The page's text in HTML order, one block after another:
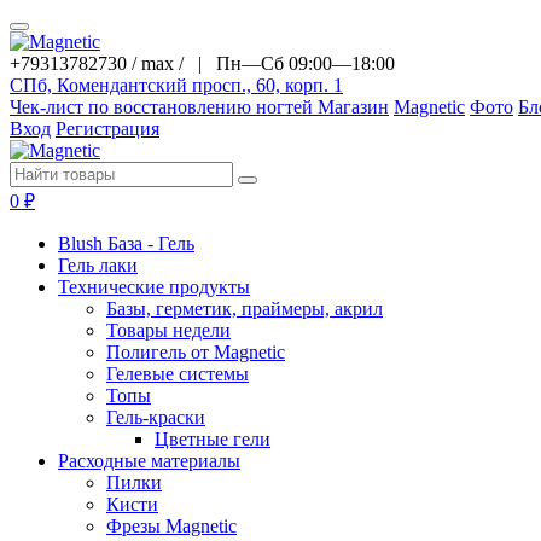
+79313782730 / max / | Пн—Сб 09:00—18:00
СПб, Комендантский просп., 60, корп. 1
Чек-лист по восстановлению ногтей Магазин Magnetic Фото
Вход Регистрация
0 ₽
Blush База - Гель
Гель лаки
Технические продукты
Базы, герметик, праймеры, акрил
Товары недели
Полигель от Magnetic
Гелевые системы
Топы
Гель-краски
Цветные гели
Расходные материалы
Пилки
Кисти
Фрезы Magnetic